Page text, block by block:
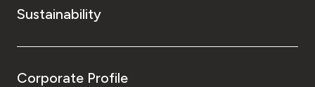
Sustainability
Corporate Profile